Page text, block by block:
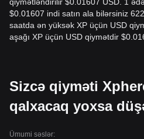
$0.01607 indi satın ala bilərsiniz
saatda ən yüksək XP üçün USD
aşağı XP üçün USD qiymətdir
Sizcə qiyməti
qalxacaq yoxsa
Ümumi səslər: